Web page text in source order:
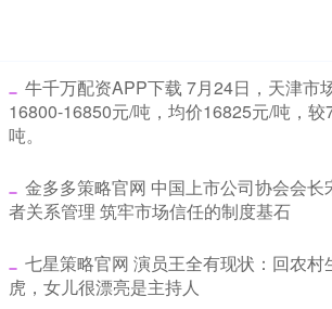
牛千万配资APP下载 7月24日，天津市
16800-16850元/吨，均价16825元/吨，
吨。
金多多策略官网 中国上市公司协会会长
者关系管理 筑牢市场信任的制度基石
七星策略官网 演员王全有现状：回农
虎，女儿很漂亮是主持人